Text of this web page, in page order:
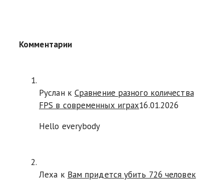
Комментарии
Русланк Сравнение разного количества
FPS в современных играх16.01.2026
Hello everybody
Леха к Вам придется убить 726 человек